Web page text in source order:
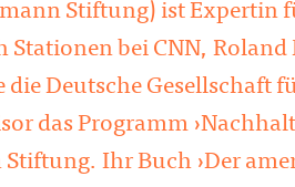
Stiftung) ist Expertin
bei CNN, Roland
die Deutsche Gesellschaft
das Programm
Ihr Buch ›Der